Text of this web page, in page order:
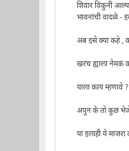
शिवार विकुनी
भावनांची वादळे -
अब इसे क्या कहे ,
खरंच ह्याला नेमकं
याला काय म्हणावे ?
अपुन के तो कुछ
या इलाही ये माजरा